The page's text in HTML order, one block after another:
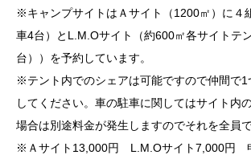
※キャンプサイトはＡサイト（1200㎡）に４
車4台）とL.M.Oサイト（約600㎡各サイトテ
台））を予約しています。
※テント内でのシェアは可能ですので仲間で1
してください。車の駐車に関してはサイト内
場合は別途料金が発生しますのでそれを全員で
※Ａサイト13,000円 L.M.Oサイト7,000円